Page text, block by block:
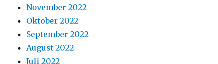
November 2022
Oktober 2022
September 2022
August 2022
Juli 2022